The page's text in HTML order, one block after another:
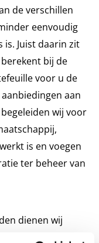
de verschillen
eenvoudig
Juist daarin zit
bij de
voor u de
aan
wij voor
is en voegen
ter beheer van
dienen wij